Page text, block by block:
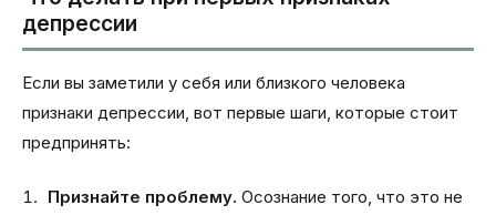
депрессии
Если вы заметили у себя или близкого человека
признаки депрессии, вот первые шаги, которые стоит
предпринять:
Признайте проблему. Осознание того, что это не